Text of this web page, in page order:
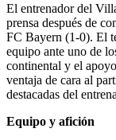
El entrenador del
prensa después de
FC Bayern (1-0). El
equipo ante uno de
continental y el
ventaja de cara al
destacadas del
Equipo y afición